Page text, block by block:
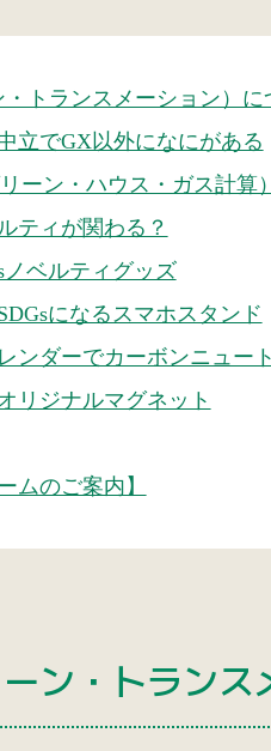
トランスメーション）に
立でGX以外になにがある
ーン・ハウス・ガス計算
ティが関わる？
ノベルティグッズ
になるスマホスタンド
ンダーでカーボンニュー
リジナルマグネット
ムのご案内】
ン・トラン